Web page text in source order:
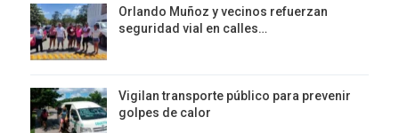
Orlando Muñoz y vecinos refuerzan
seguridad vial en calles…
Vigilan transporte público para prevenir
golpes de calor